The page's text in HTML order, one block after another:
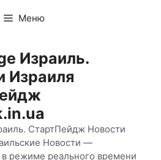
Меню
Израиль.
Израиля
СтартПейдж Новости
Новости —
режиме реального времени